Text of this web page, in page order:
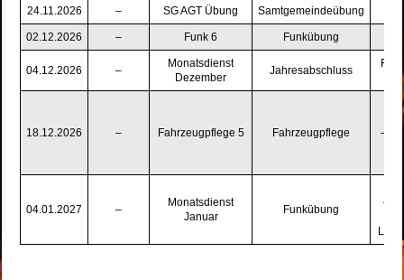
24.11.2026 – SG AGT Übung Samtgemeindeübung
02.12.2026 – Funk 6 Funkübung
04.12.2026 –
Monatsdienst
Dezember
Jahresabschluss
18.12.2026 – Fahrzeugpflege 5 Fahrzeugpflege
–
–
–
04.01.2027 –
Monatsdienst
Januar
Funkübung
–